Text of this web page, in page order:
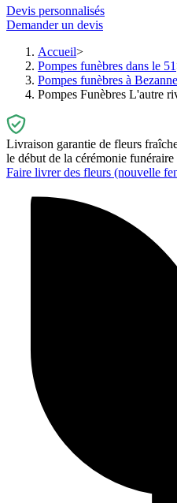
Devis personnalisés
Demander un devis
Accueil
Pompes funèbres dans le 51
Pompes funèbres à
Pompes Funèbres L'autre
Livraison garantie de fleurs
le début de la cérémonie funéraire
Faire livrer des fleurs (nouvelle